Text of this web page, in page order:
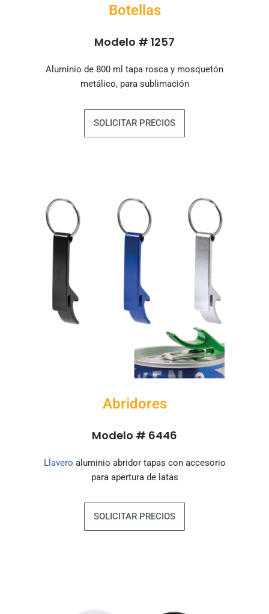
Botellas
Modelo # 1257
Aluminio de 800 ml tapa rosca y mosquetón
metálico, para sublimación
SOLICITAR PRECIOS
Abridores
Modelo # 6446
Llavero aluminio abridor tapas con accesorio
para apertura de latas
SOLICITAR PRECIOS